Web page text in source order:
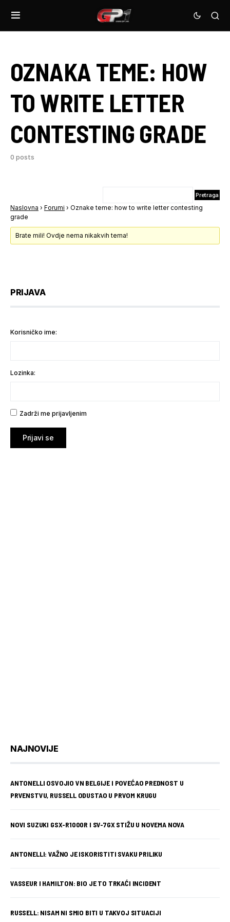
OZNAKA TEME: HOW
TO WRITE LETTER
CONTESTING GRADE
0 posts
Naslovna › Forumi › Oznake teme: how to write letter contesting
grade
Brate mili! Ovdje nema nikakvih tema!
PRIJAVA
Korisničko ime:
Lozinka:
Zadrži me prijavljenim
Prijavi se
NAJNOVIJE
ANTONELLI OSVOJIO VN BELGIJE I POVEĆAO PREDNOST U
PRVENSTVU, RUSSELL ODUSTAO U PRVOM KRUGU
NOVI SUZUKI GSX-R1000R I SV-7GX STIŽU U NOVEMA NOVA
ANTONELLI: VAŽNO JE ISKORISTITI SVAKU PRILIKU
VASSEUR I HAMILTON: BIO JE TO TRKAĆI INCIDENT
RUSSELL: NISAM NI SMIO BITI U TAKVOJ SITUACIJI